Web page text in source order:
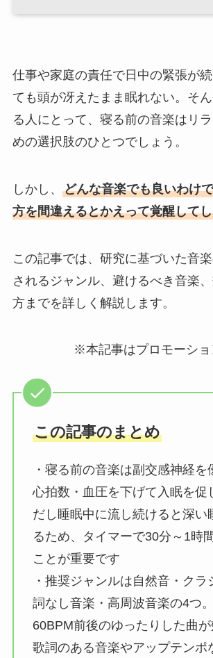
仕事や家庭の責任で日中の緊張が
ても頭が冴えたまま眠れない。そ
る人にとって、寝る前の音楽はリ
めの選択肢のひとつでしょう。
しかし、 どんな音楽でも良いわけ
方を間違えるとかえって覚醒して
この記事では、研究に基づいた音
されるジャンル、避けるべき音楽
方までを詳しく解説します。
※本記事はプロモーショ
この記事のまとめ
・寝る前の音楽は副交感神経を
心拍数・血圧を下げて入眠を促
だし睡眠中に流し続けると深い
るため、タイマーで30分～1時
ことが重要です
・推奨ジャンルは自然音・クラ
詞なし音楽・高周波音楽の4つ
60BPM前後のゆったりした曲が
歌詞のある音楽やアップテンポ